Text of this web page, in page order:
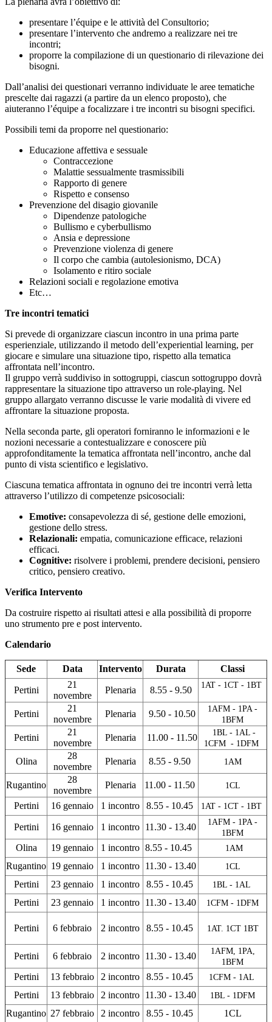
presentare l’équipe e le attività del Consultorio;
presentare l’intervento che andremo a realizzare nei tre
incontri;
proporre la compilazione di un questionario di rilevazione dei
bisogni.
Dall’analisi dei questionari verranno individuate le aree tematiche
prescelte dai ragazzi (a partire da un elenco proposto), che
aiuteranno l’équipe a focalizzare i tre incontri su bisogni specifici.
Possibili temi da proporre nel questionario:
Educazione affettiva e sessuale
Contraccezione
Malattie sessualmente trasmissibili
Rapporto di genere
Rispetto e consenso
Prevenzione del disagio giovanile
Dipendenze patologiche
Bullismo e cyberbullismo
Ansia e depressione
Prevenzione violenza di genere
Il corpo che cambia (autolesionismo, DCA)
Isolamento e ritiro sociale
Relazioni sociali e regolazione emotiva
Etc…
Tre incontri tematici
Si prevede di organizzare ciascun incontro in una prima parte
esperienziale, utilizzando il metodo dell’experiential learning, per
giocare e simulare una situazione tipo, rispetto alla tematica
affrontata nell’incontro.
Il gruppo verrà suddiviso in sottogruppi, ciascun sottogruppo dovrà
rappresentare la situazione tipo attraverso un role-playing. Nel
gruppo allargato verranno discusse le varie modalità di vivere ed
affrontare la situazione proposta.
Nella seconda parte, gli operatori forniranno le informazioni e le
nozioni necessarie a contestualizzare e conoscere più
approfonditamente la tematica affrontata nell’incontro, anche dal
punto di vista scientifico e legislativo.
Ciascuna tematica affrontata in ognuno dei tre incontri verrà letta
attraverso l’utilizzo di competenze psicosociali:
Emotive: consapevolezza di sé, gestione delle emozioni,
gestione dello stress.
Relazionali: empatia, comunicazione efficace, relazioni
efficaci.
Cognitive: risolvere i problemi, prendere decisioni, pensiero
critico, pensiero creativo.
Verifica Intervento
Da costruire rispetto ai risultati attesi e alla possibilità di proporre
uno strumento pre e post intervento.
Calendario
Sede Data Intervento Durata Classi
Pertini
21
novembre
Plenaria 8.55 - 9.50 1AT - 1CT - 1BT
Pertini
21
novembre
Plenaria 9.50 - 10.50
1AFM - 1PA -
1BFM
Pertini
21
novembre
Plenaria 11.00 - 11.50
1BL - 1AL -
1CFM - 1DFM
Olina
28
novembre
Plenaria 8.55 - 9.50 1AM
Rugantino
28
novembre
Plenaria 11.00 - 11.50 1CL
Pertini 16 gennaio 1 incontro 8.55 - 10.45 1AT - 1CT - 1BT
Pertini 16 gennaio 1 incontro 11.30 - 13.40
1AFM - 1PA -
1BFM
Olina 19 gennaio 1 incontro 8.55 - 10.45 1AM
Rugantino 19 gennaio 1 incontro 11.30 - 13.40 1CL
Pertini 23 gennaio 1 incontro 8.55 - 10.45 1BL - 1AL
Pertini 23 gennaio 1 incontro 11.30 - 13.40 1CFM - 1DFM
Pertini 6 febbraio 2 incontro 8.55 - 10.45 1AT. 1CT 1BT
Pertini 6 febbraio 2 incontro 11.30 - 13.40
1AFM, 1PA,
1BFM
Pertini 13 febbraio 2 incontro 8.55 - 10.45 1CFM - 1AL
Pertini 13 febbraio 2 incontro 11.30 - 13.40 1BL - 1DFM
Rugantino 27 febbraio 2 incontro 8.55 - 10.45
1CL